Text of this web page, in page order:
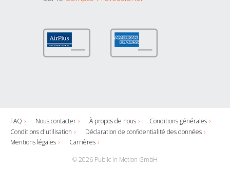
FAQ Nous contacter À propos de nous
Conditions générales
Conditions d'utilisation
Déclaration de confidentialité des données
Mentions légales
Carrières
© 2026 Public in Motion GmbH